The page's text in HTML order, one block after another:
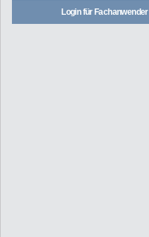
Login für Fachanwender